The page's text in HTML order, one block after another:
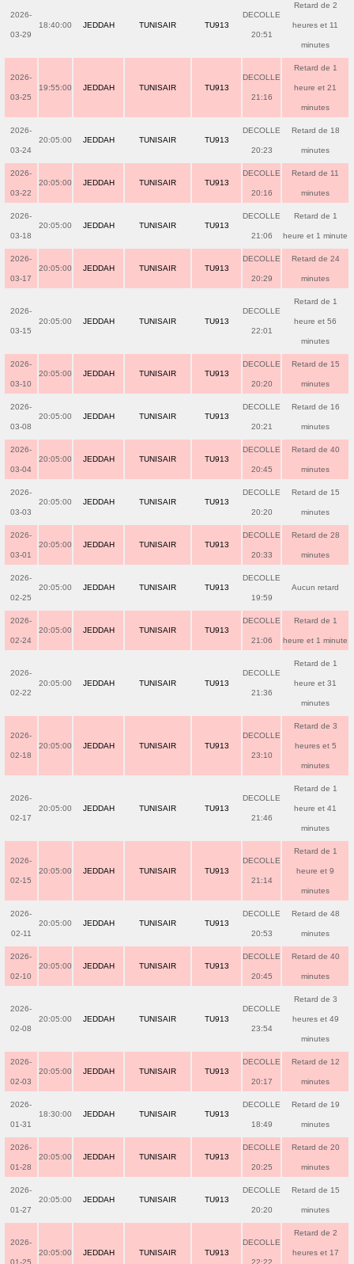
2026-
03-29
18:40:00 JEDDAH TUNISAIR TU913
DECOLLE
20:51
Retard de 2
heures et 11
minutes
2026-
03-25
19:55:00 JEDDAH TUNISAIR TU913
DECOLLE
21:16
Retard de 1
heure et 21
minutes
2026-
03-24
20:05:00 JEDDAH TUNISAIR TU913
DECOLLE
20:23
Retard de 18
minutes
2026-
03-22
20:05:00 JEDDAH TUNISAIR TU913
DECOLLE
20:16
Retard de 11
minutes
2026-
03-18
20:05:00 JEDDAH TUNISAIR TU913
DECOLLE
21:06
Retard de 1
heure et 1 minute
2026-
03-17
20:05:00 JEDDAH TUNISAIR TU913
DECOLLE
20:29
Retard de 24
minutes
2026-
03-15
20:05:00 JEDDAH TUNISAIR TU913
DECOLLE
22:01
Retard de 1
heure et 56
minutes
2026-
03-10
20:05:00 JEDDAH TUNISAIR TU913
DECOLLE
20:20
Retard de 15
minutes
2026-
03-08
20:05:00 JEDDAH TUNISAIR TU913
DECOLLE
20:21
Retard de 16
minutes
2026-
03-04
20:05:00 JEDDAH TUNISAIR TU913
DECOLLE
20:45
Retard de 40
minutes
2026-
03-03
20:05:00 JEDDAH TUNISAIR TU913
DECOLLE
20:20
Retard de 15
minutes
2026-
03-01
20:05:00 JEDDAH TUNISAIR TU913
DECOLLE
20:33
Retard de 28
minutes
2026-
02-25
20:05:00 JEDDAH TUNISAIR TU913
DECOLLE
19:59
Aucun retard
2026-
02-24
20:05:00 JEDDAH TUNISAIR TU913
DECOLLE
21:06
Retard de 1
heure et 1 minute
2026-
02-22
20:05:00 JEDDAH TUNISAIR TU913
DECOLLE
21:36
Retard de 1
heure et 31
minutes
2026-
02-18
20:05:00 JEDDAH TUNISAIR TU913
DECOLLE
23:10
Retard de 3
heures et 5
minutes
2026-
02-17
20:05:00 JEDDAH TUNISAIR TU913
DECOLLE
21:46
Retard de 1
heure et 41
minutes
2026-
02-15
20:05:00 JEDDAH TUNISAIR TU913
DECOLLE
21:14
Retard de 1
heure et 9
minutes
2026-
02-11
20:05:00 JEDDAH TUNISAIR TU913
DECOLLE
20:53
Retard de 48
minutes
2026-
02-10
20:05:00 JEDDAH TUNISAIR TU913
DECOLLE
20:45
Retard de 40
minutes
2026-
02-08
20:05:00 JEDDAH TUNISAIR TU913
DECOLLE
23:54
Retard de 3
heures et 49
minutes
2026-
02-03
20:05:00 JEDDAH TUNISAIR TU913
DECOLLE
20:17
Retard de 12
minutes
2026-
01-31
18:30:00 JEDDAH TUNISAIR TU913
DECOLLE
18:49
Retard de 19
minutes
2026-
01-28
20:05:00 JEDDAH TUNISAIR TU913
DECOLLE
20:25
Retard de 20
minutes
2026-
01-27
20:05:00 JEDDAH TUNISAIR TU913
DECOLLE
20:20
Retard de 15
minutes
2026-
01-25
20:05:00 JEDDAH TUNISAIR TU913
DECOLLE
22:22
Retard de 2
heures et 17